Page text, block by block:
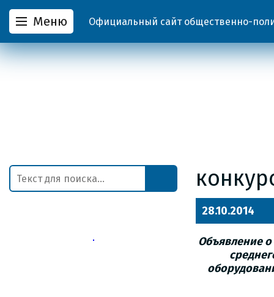
Меню Официальный сайт общественно-
28.10.2014
Объявление о